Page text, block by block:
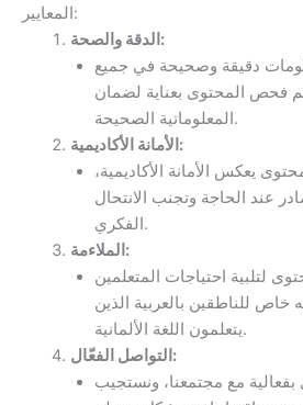
المعايير:
الدقة والصحة:
دقيقة وصحيحة في جميع
فحص المحتوى بعناية لضمان
المعلوماتية الصحيحة.
الأمانة الأكاديمية:
يعكس الأمانة الأكاديمية،
عند الحاجة وتجنب الانتحال
الفكري.
الملاءمة:
لتلبية احتياجات المتعلمين
خاص للناطقين بالعربية الذين
يتعلمون اللغة الألمانية.
التواصل الفعّال:
مع مجتمعنا، ونستجيب